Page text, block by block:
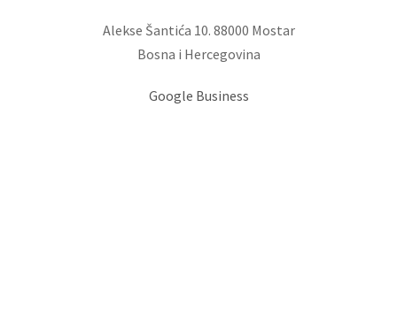
Alekse Šantića 10. 88000 Mostar
Bosna i Hercegovina
Google Business